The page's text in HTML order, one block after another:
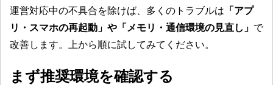
運営対応中の不具合を除けば、多くのトラブルは 「アプ
リ・スマホの再起動」や「メモリ・通信環境の見直し」 で
改善します。上から順に試してみてください。
まず推奨環境を確認する